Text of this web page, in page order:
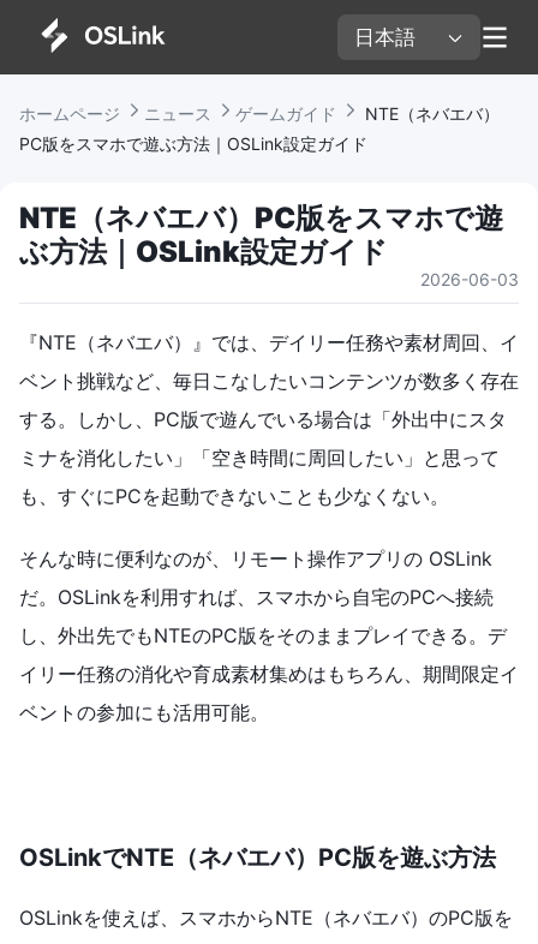
日本語
ホームページ ニュース ゲームガイド
NTE（ネバエバ）
PC版をスマホで遊ぶ方法｜OSLink設定ガイド
NTE（ネバエバ）PC版をスマホで遊
ぶ方法｜OSLink設定ガイド
2026-06-03
『NTE（ネバエバ）』では、デイリー任務や素材周回、イ
ベント挑戦など、毎日こなしたいコンテンツが数多く存在
する。しかし、PC版で遊んでいる場合は「外出中にスタ
ミナを消化したい」「空き時間に周回したい」と思って
も、すぐにPCを起動できないことも少なくない。
そんな時に便利なのが、リモート操作アプリの OSLink
だ。OSLinkを利用すれば、スマホから自宅のPCへ接続
し、外出先でもNTEのPC版をそのままプレイできる。デ
イリー任務の消化や育成素材集めはもちろん、期間限定イ
ベントの参加にも活用可能。
OSLinkでNTE（ネバエバ）PC版を遊ぶ方法
OSLinkを使えば、スマホからNTE（ネバエバ）のPC版を